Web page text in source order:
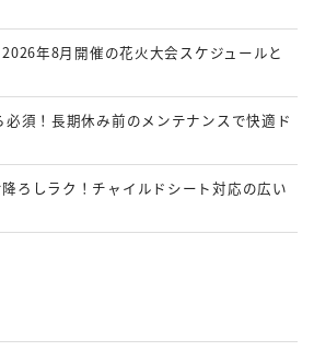
年8月開催の花火大会スケジュールと
須！長期休み前のメンテナンスで快適ド
ろしラク！チャイルドシート対応の広い